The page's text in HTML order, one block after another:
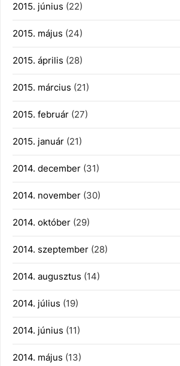
2015. június (22)
2015. május (24)
2015. április (28)
2015. március (21)
2015. február (27)
2015. január (21)
2014. december (31)
2014. november (30)
2014. október (29)
2014. szeptember (28)
2014. augusztus (14)
2014. július (19)
2014. június (11)
2014. május (13)